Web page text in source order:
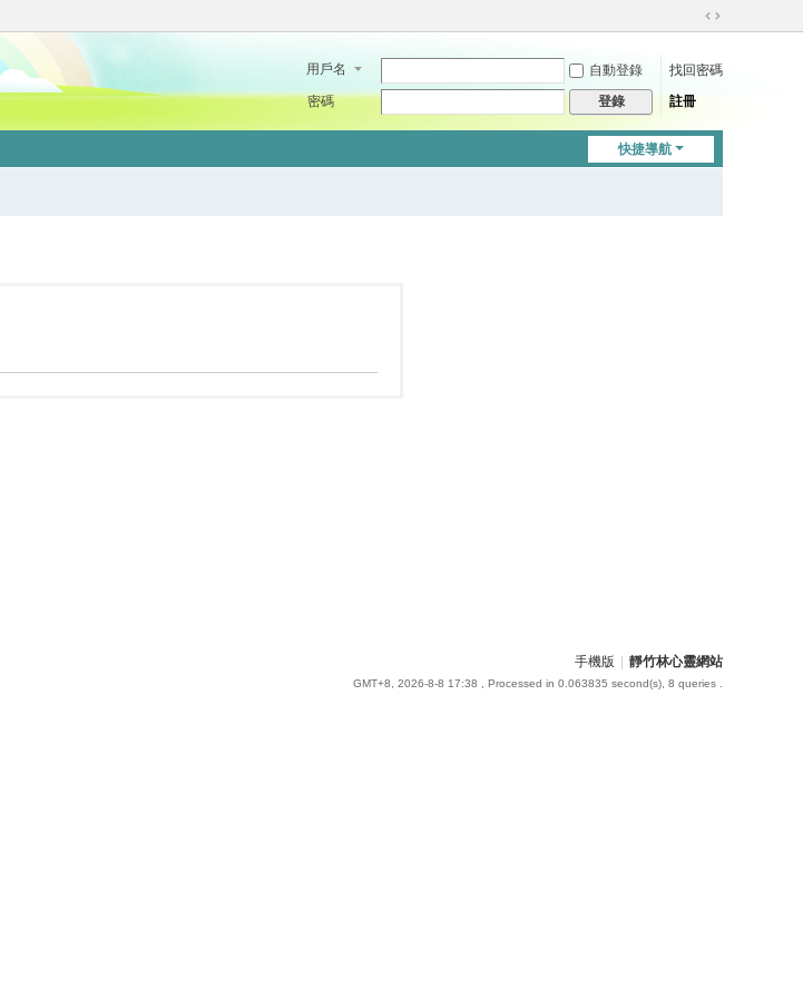
切
到
用戶名 自動登錄
找回密碼
密碼
登錄 註冊
快捷導航
手機版 靜竹林心靈網站
GMT+8, 2026-8-8 17:38 , Processed in 0.063835 second(s), 8 queries .